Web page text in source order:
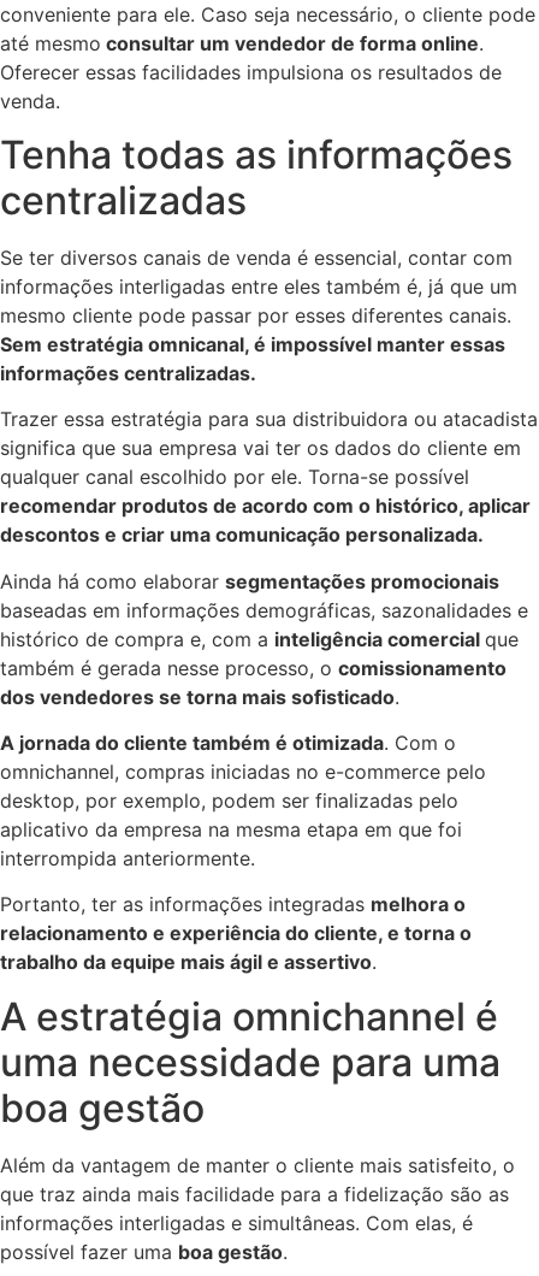
conveniente para ele. Caso seja necessário, o cliente pode
até mesmo consultar um vendedor de forma online.
Oferecer essas facilidades impulsiona os resultados de
venda.
Tenha todas as informações
centralizadas
Se ter diversos canais de venda é essencial, contar com
informações interligadas entre eles também é, já que um
mesmo cliente pode passar por esses diferentes canais.
Sem estratégia omnicanal, é impossível manter essas
informações centralizadas.
Trazer essa estratégia para sua distribuidora ou atacadista
significa que sua empresa vai ter os dados do cliente em
qualquer canal escolhido por ele. Torna-se possível
recomendar produtos de acordo com o histórico, aplicar
descontos e criar uma comunicação personalizada.
Ainda há como elaborar segmentações promocionais
baseadas em informações demográficas, sazonalidades e
histórico de compra e, com a inteligência comercial que
também é gerada nesse processo, o comissionamento
dos vendedores se torna mais sofisticado.
A jornada do cliente também é otimizada. Com o
omnichannel, compras iniciadas no e-commerce pelo
desktop, por exemplo, podem ser finalizadas pelo
aplicativo da empresa na mesma etapa em que foi
interrompida anteriormente.
Portanto, ter as informações integradas melhora o
relacionamento e experiência do cliente, e torna o
trabalho da equipe mais ágil e assertivo.
A estratégia omnichannel é
uma necessidade para uma
boa gestão
Além da vantagem de manter o cliente mais satisfeito, o
que traz ainda mais facilidade para a fidelização são as
informações interligadas e simultâneas. Com elas, é
possível fazer uma boa gestão.